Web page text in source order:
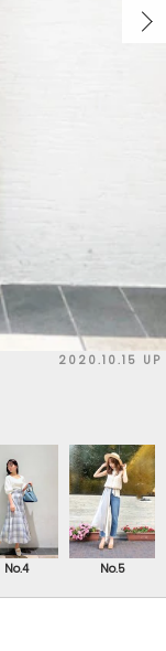
2020.10.15 UP
No.4 No.5